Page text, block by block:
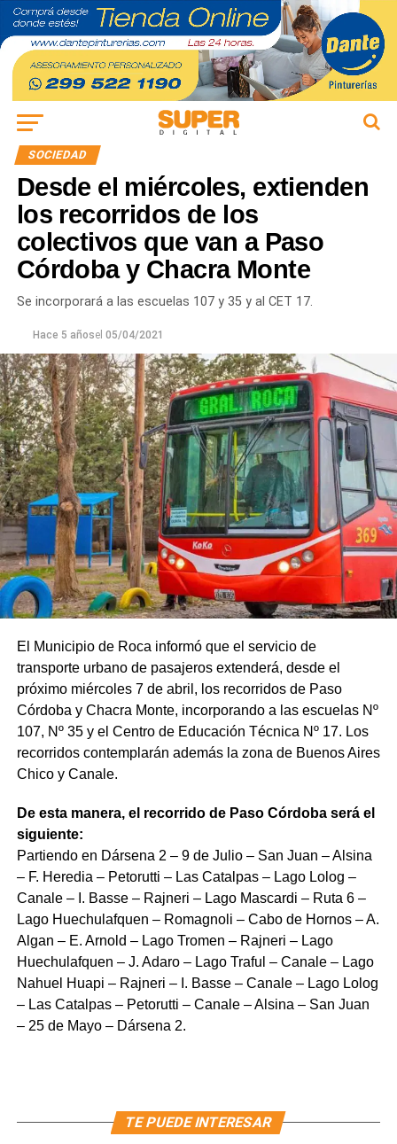
SOCIEDAD
Desde el miércoles, extienden
los recorridos de los
colectivos que van a Paso
Córdoba y Chacra Monte
Se incorporará a las escuelas 107 y 35 y al CET 17.
Hace 5 añosel 05/04/2021
El Municipio de Roca informó que el servicio de
transporte urbano de pasajeros extenderá, desde el
próximo miércoles 7 de abril, los recorridos de Paso
Córdoba y Chacra Monte, incorporando a las escuelas Nº
107, Nº 35 y el Centro de Educación Técnica Nº 17. Los
recorridos contemplarán además la zona de Buenos Aires
Chico y Canale.
De esta manera, el recorrido de Paso Córdoba será el
siguiente:
Partiendo en Dársena 2 – 9 de Julio – San Juan – Alsina
– F. Heredia – Petorutti – Las Catalpas – Lago Lolog –
Canale – I. Basse – Rajneri – Lago Mascardi – Ruta 6 –
Lago Huechulafquen – Romagnoli – Cabo de Hornos – A.
Algan – E. Arnold – Lago Tromen – Rajneri – Lago
Huechulafquen – J. Adaro – Lago Traful – Canale – Lago
Nahuel Huapi – Rajneri – I. Basse – Canale – Lago Lolog
– Las Catalpas – Petorutti – Canale – Alsina – San Juan
– 25 de Mayo – Dársena 2.
TE PUEDE INTERESAR